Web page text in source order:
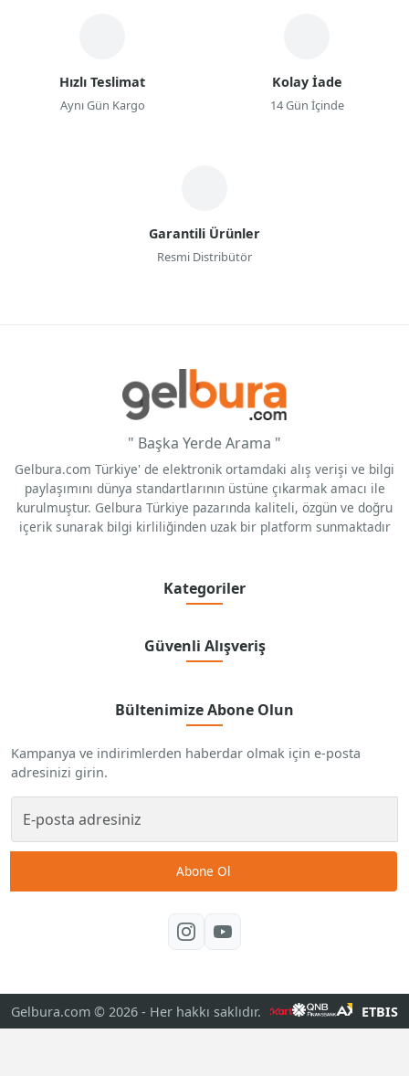
Hızlı Teslimat
Aynı Gün Kargo
Kolay İade
14 Gün İçinde
Garantili Ürünler
Resmi Distribütör
" Başka Yerde Arama "
Gelbura.com Türkiye' de elektronik ortamdaki alış verişi ve bilgi
paylaşımını dünya standartlarının üstüne çıkarmak amacı ile
kurulmuştur. Gelbura Türkiye pazarında kaliteli, özgün ve doğru
içerik sunarak bilgi kirliliğinden uzak bir platform sunmaktadır
Kategoriler
Güvenli Alışveriş
Bültenimize Abone Olun
Kampanya ve indirimlerden haberdar olmak için e-posta
adresinizi girin.
Abone Ol
Gelbura.com © 2026 - Her hakkı saklıdır. ETBIS